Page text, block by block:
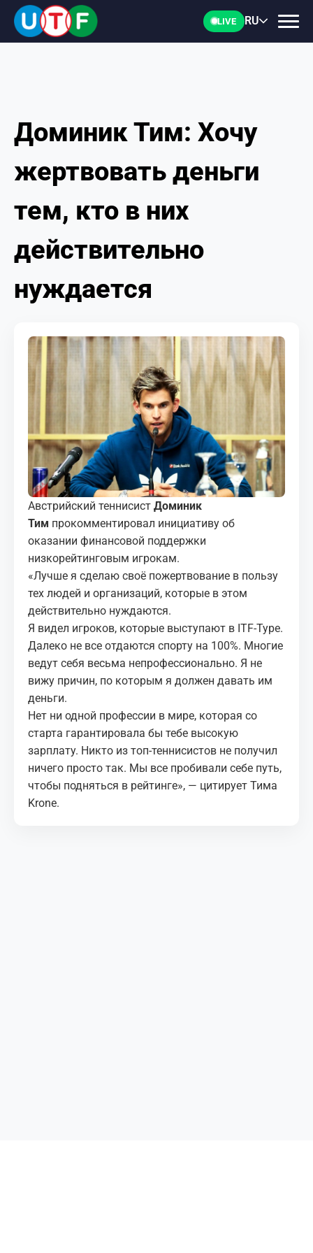
LIVE RU
ГЛАВНАЯ
ФТУ
НОВОСТИ
ДОКУМЕНТЫ
ПЕРСОНАЛИИ
КОРТЫ
КОНТАКТЫ
UZ-PIN
Доминик Тим: Хочу
жертвовать деньги
тем, кто в них
действительно
нуждается
Австрийский теннисист Доминик
Тим прокомментировал инициативу об
оказании финансовой поддержки
низкорейтинговым игрокам.
«Лучше я сделаю своё пожертвование в пользу
тех людей и организаций, которые в этом
действительно нуждаются.
Я видел игроков, которые выступают в ITF-Туре.
Далеко не все отдаются спорту на 100%. Многие
ведут себя весьма непрофессионально. Я не
вижу причин, по которым я должен давать им
деньги.
Нет ни одной профессии в мире, которая со
старта гарантировала бы тебе высокую
зарплату. Никто из топ-теннисистов не получил
ничего просто так. Мы все пробивали себе путь,
чтобы подняться в рейтинге», — цитирует Тима
Krone.